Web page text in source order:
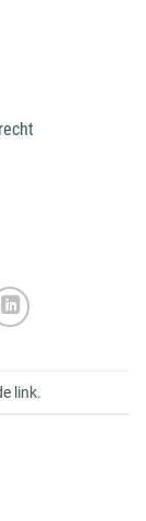
link.